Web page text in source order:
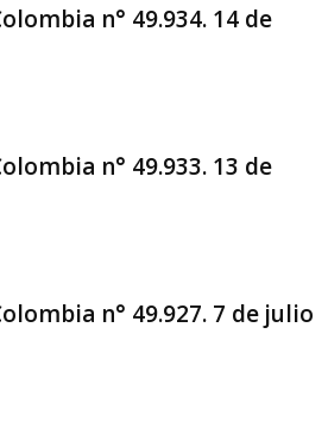
n° 49.934. 14 de
n° 49.933. 13 de
n° 49.927. 7 de julio